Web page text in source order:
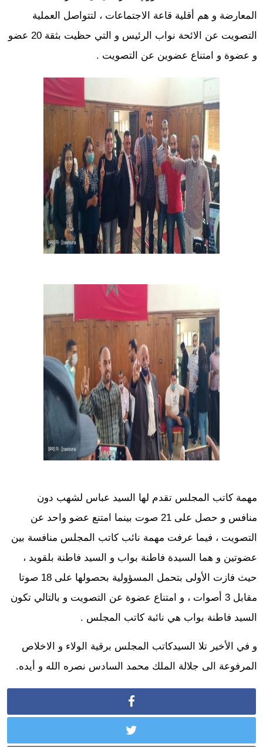
المعارضة و هم أقلية قاعة الاجتماعات ، لتتواصل العملية
التصويت عن الائحة نواب الرئيس و التي حظيت بثقة 20 عضو
و عضوة و امتناع عضوين عن التصويت .
مهمة كاتب المجلس تقدم لها السيد عباس لشهب دون
منافس و حصل على 21 صوت بينما امتنع عضو واحد عن
التصويت ، فيما عرفت مهمة نائب كاتب المجلس منافسة بين
عضوتين و هما السيدة فاطنة بواب و السيد فاطنة بلقويد ،
حيث فازت الأولى بتحمل المسؤولية بحصولها على 18 صوتا
مقابل 3 أصوات ، و امتناع عضوة عن التصويت و بالتالي تكون
السيد فاطنة بواب هي نائبة كاتب المجلس .
و في الأخير تلا السيدكاتب المجلس برقية الولاء و الاخلاص
المرفوعة الى جلالة الملك محمد السادس نصره الله و أيده.